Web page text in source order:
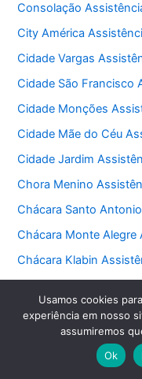
Consolação
City América
Cidade Vargas
Cidade São Francisco
Cidade Monções
Cidade Mãe do Céu
Cidade Jardim
Chora Menino
Chácara Santo
Chácara Monte Alegre
Chácara Klabin
Chácara Inglesa
Chácara Flora
Chácara Belenzinho
Usamos cookies
experiência em nosso
assumiremos
Ok